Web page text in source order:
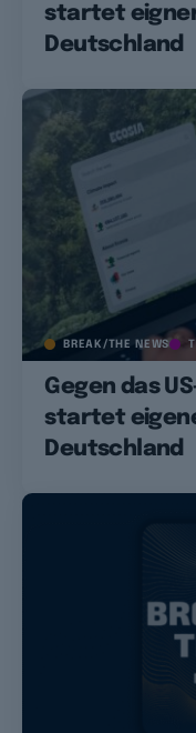
startet
Deutschland
BREAK/THE NEWS
Gegen das
startet
Deutschland